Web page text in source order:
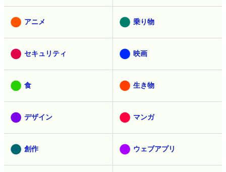
アニメ 乗り物
セキュリティ 映画
食 生き物
デザイン マンガ
創作 ウェブアプリ